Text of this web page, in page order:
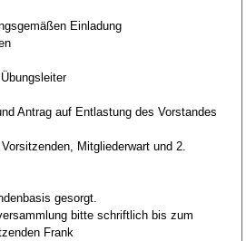
Einladung
Antrag auf Entlastung des Vorstandes
Mitgliederwart und 2.
gesorgt.
bitte schriftlich bis zum
Frank